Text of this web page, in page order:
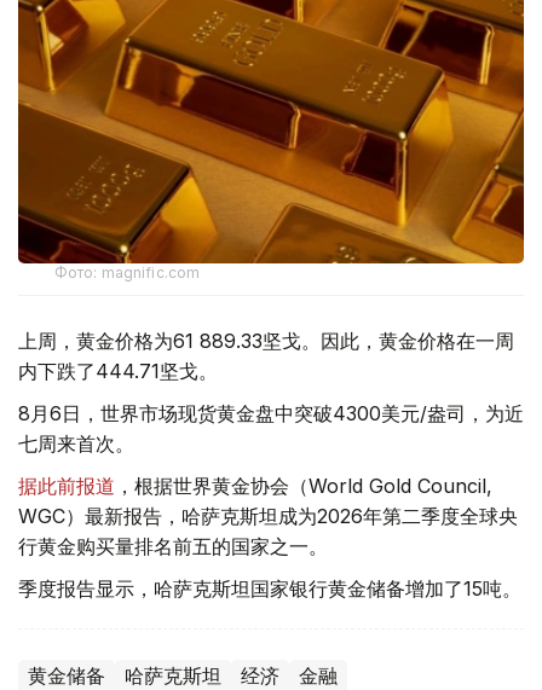
Фото: magnific.com
上周，黄金价格为61 889.33坚戈。因此，黄金价格在一周
内下跌了444.71坚戈。
8月6日，世界市场现货黄金盘中突破4300美元/盎司，为近
七周来首次。
据此前报道 ，根据世界黄金协会（World Gold Council,
WGC）最新报告，哈萨克斯坦成为2026年第二季度全球央
行黄金购买量排名前五的国家之一。
季度报告显示，哈萨克斯坦国家银行黄金储备增加了15吨。
黄金储备 哈萨克斯坦 经济 金融